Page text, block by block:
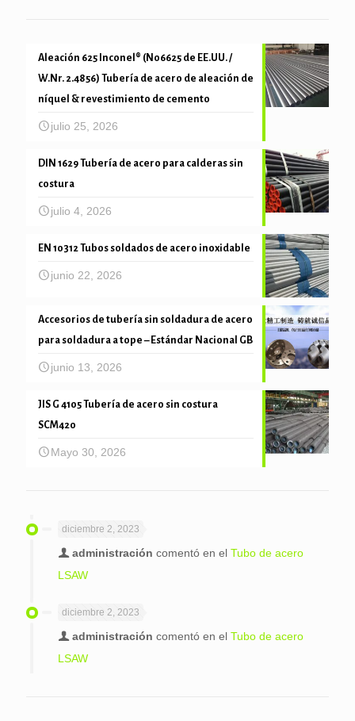
Aleación 625 Inconel® (N06625 de EE.UU. /
W.Nr. 2.4856) Tubería de acero de aleación de
níquel & revestimiento de cemento
julio 25, 2026
DIN 1629 Tubería de acero para calderas sin
costura
julio 4, 2026
EN 10312 Tubos soldados de acero inoxidable
junio 22, 2026
Accesorios de tubería sin soldadura de acero
para soldadura a tope – Estándar Nacional GB
junio 13, 2026
JIS G 4105 Tubería de acero sin costura
SCM420
Mayo 30, 2026
diciembre 2, 2023
administración comentó en el Tubo de acero
LSAW
diciembre 2, 2023
administración comentó en el Tubo de acero
LSAW